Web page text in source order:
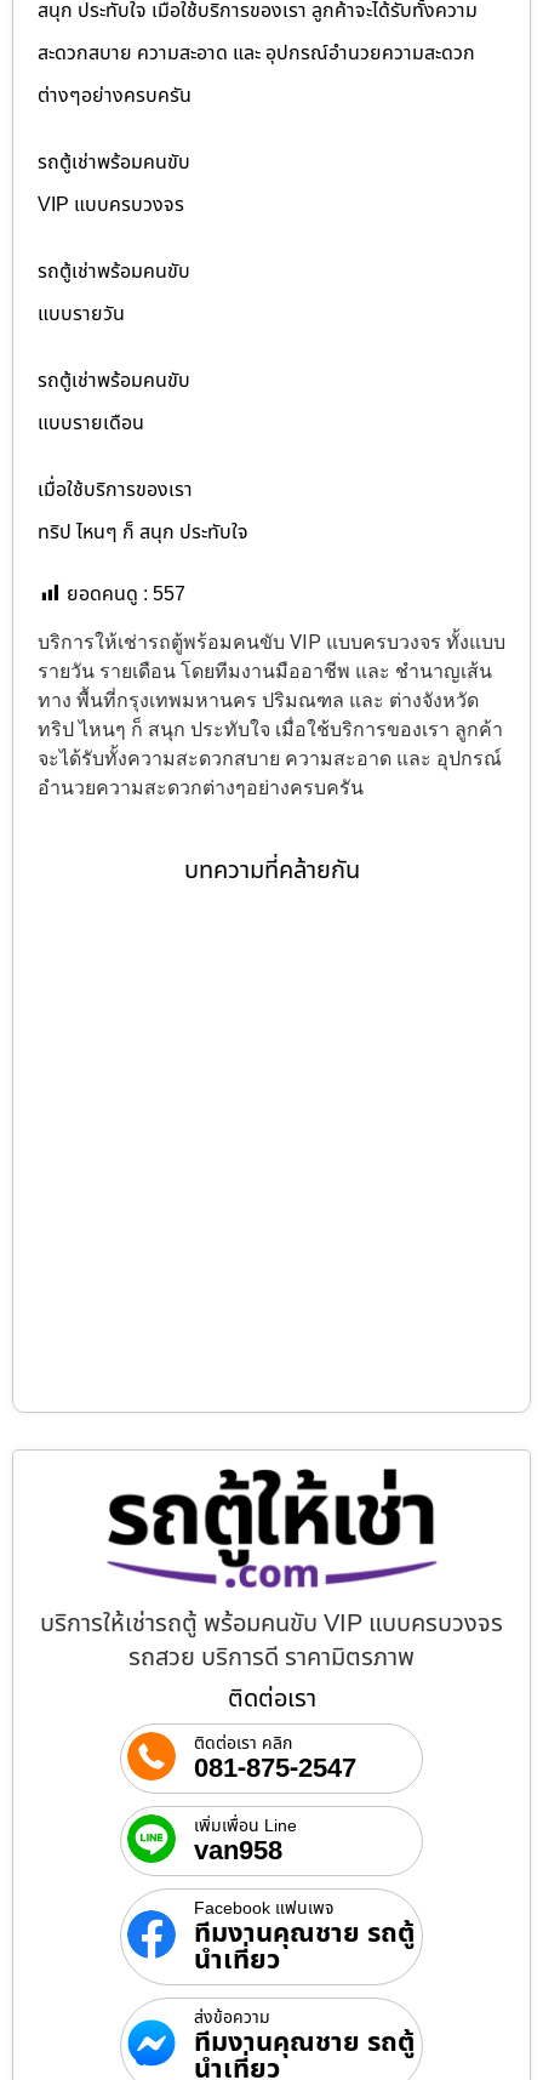
สนุก ประทับใจ เมื่อใช้บริการของเรา ลูกค้าจะได้รับทั้งความ
สะดวกสบาย ความสะอาด และ อุปกรณ์อำนวยความสะดวก
ต่างๆอย่างครบครัน
รถตู้เช่าพร้อมคนขับ
VIP แบบครบวงจร
รถตู้เช่าพร้อมคนขับ
แบบรายวัน
รถตู้เช่าพร้อมคนขับ
แบบรายเดือน
เมื่อใช้บริการของเรา
ทริป ไหนๆ ก็ สนุก ประทับใจ
ยอดคนดู : 557
บริการให้เช่ารถตู้พร้อมคนขับ VIP แบบครบวงจร ทั้งแบบ
รายวัน รายเดือน โดยทีมงานมืออาชีพ และ ชำนาญเส้น
ทาง พื้นที่กรุงเทพมหานคร ปริมณฑล และ ต่างจังหวัด
ทริป ไหนๆ ก็ สนุก ประทับใจ เมื่อใช้บริการของเรา ลูกค้า
จะได้รับทั้งความสะดวกสบาย ความสะอาด และ อุปกรณ์
อำนวยความสะดวกต่างๆอย่างครบครัน
บทความที่คล้ายกัน
บริการให้เช่ารถตู้ พร้อมคนขับ VIP แบบครบวงจร
รถสวย บริการดี ราคามิตรภาพ
ติดต่อเรา
ติดต่อเรา คลิก
081-875-2547
เพิ่มเพื่อน Line
van958
Facebook แฟนเพจ
ทีมงานคุณชาย รถตู้
นำเที่ยว
ส่งข้อความ
ทีมงานคุณชาย รถตู้
นำเที่ยว